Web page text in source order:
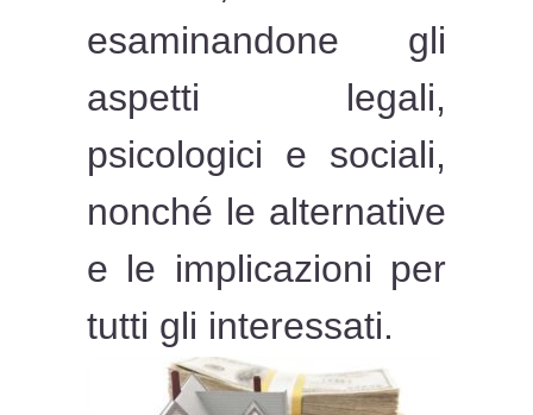
esaminandone gli
aspetti legali,
psicologici e sociali,
nonché le alternative
e le implicazioni per
tutti gli interessati.